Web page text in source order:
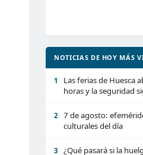
NOTICIAS DE HOY MÁS
1
Las ferias de Huesca
horas y la seguridad
2
7 de agosto:
culturales del día
3
¿Qué pasará si la